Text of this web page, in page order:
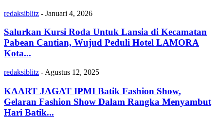
redaksiblitz - Januari 4, 2026
Salurkan Kursi Roda Untuk Lansia di Kecamatan
Pabean Cantian, Wujud Peduli Hotel LAMORA
Kota...
redaksiblitz - Agustus 12, 2025
KAART JAGAT IPMI Batik Fashion Show,
Gelaran Fashion Show Dalam Rangka Menyambut
Hari Batik...